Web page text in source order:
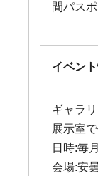
間パス
イベン
ギャラ
展示室
日時:毎
会場:安